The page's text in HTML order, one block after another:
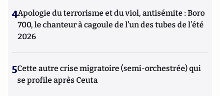
4Apologie du terrorisme et du viol, antisémite : Boro
700, le chanteur à cagoule de l’un des tubes de l’été
2026
5Cette autre crise migratoire (semi-orchestrée) qui
se profile après Ceuta